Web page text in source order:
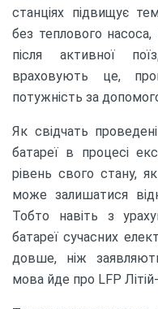
станціях підвищує
без теплового
після активної
враховують це,
потужність за
Як свідчать
батареї в процесі
рівень свого стану,
може залишатися
Тобто навіть з
батареї сучасних
довше, ніж
мова йде про LFP